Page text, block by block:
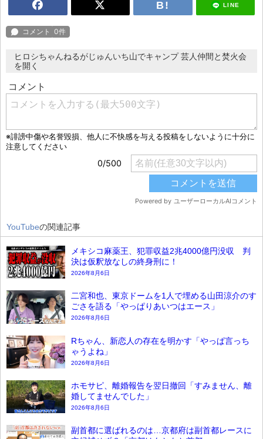
LINE
ヒロシちゃんねるがじゅんいち山でキャンプ 芸人仲間と焚火会
を開く
YouTubeの関連記事
メキシコ麻薬王、犯罪収益2兆4000億円没収 判
決は仮釈放なしの終身刑に！
2026年8月6日
二宮和也、東京ドームを1人で埋める山田涼介のす
ごさを語る「やっぱりあいつはエース」
2026年8月6日
Rちゃん、新恋人の存在を明かす「やっぱ言っち
ゃうよね」
2026年8月6日
ホモサピ、離婚報告を翌日撤回「すみません、離
婚してませんでした」
2026年8月6日
副首都に選ばれるのは…京都府は副首都レースに